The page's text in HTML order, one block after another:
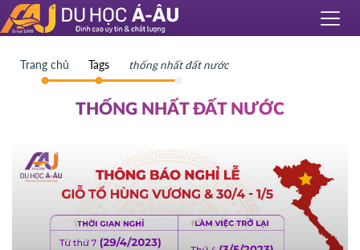
Trang chủ Tags thống nhất đất nước
THỐNG NHẤT ĐẤT NƯỚC